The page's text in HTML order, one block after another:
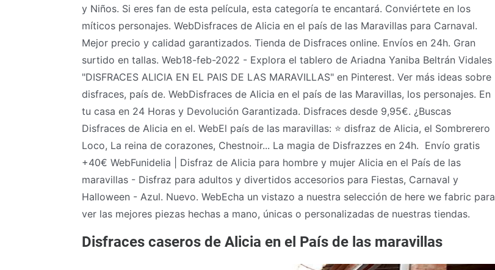
y Niños. Si eres fan de esta película, esta categoría te encantará. Conviértete en los
míticos personajes. WebDisfraces de Alicia en el país de las Maravillas para Carnaval.
Mejor precio y calidad garantizados. Tienda de Disfraces online. Envíos en 24h. Gran
surtido en tallas. Web18-feb-2022 - Explora el tablero de Ariadna Yaniba Beltrán Vidales
"DISFRACES ALICIA EN EL PAIS DE LAS MARAVILLAS" en Pinterest. Ver más ideas sobre
disfraces, país de. WebDisfraces de Alicia en el país de las Maravillas, los personajes. En
tu casa en 24 Horas y Devolución Garantizada. Disfraces desde 9,95€. ¿Buscas
Disfraces de Alicia en el. WebEl país de las maravillas: ⭐️ disfraz de Alicia, el Sombrerero
Loco, La reina de corazones, Chestnoir... La magia de Disfrazzes en 24h. ️ Envío gratis
+40€ WebFunidelia | Disfraz de Alicia para hombre y mujer Alicia en el País de las
maravillas - Disfraz para adultos y divertidos accesorios para Fiestas, Carnaval y
Halloween - Azul. Nuevo. WebEcha un vistazo a nuestra selección de here we fabric para
ver las mejores piezas hechas a mano, únicas o personalizadas de nuestras tiendas.
Disfraces caseros de Alicia en el País de las maravillas